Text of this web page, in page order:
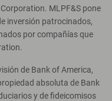
MLPF&S pone
inversión patrocinados,
por compañías que
de Bank of America,
absoluta de Bank
y de fideicomisos